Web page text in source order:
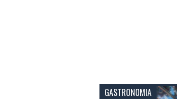
GASTRONOMIA